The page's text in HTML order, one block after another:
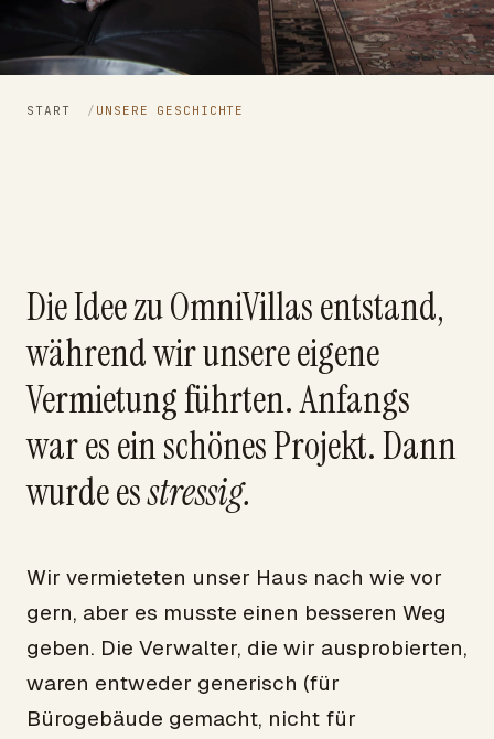
START / UNSERE GESCHICHTE
Die Idee zu OmniVillas entstand,
während wir unsere eigene
Vermietung führten. Anfangs
war es ein schönes Projekt. Dann
wurde esstressig.
Wir vermieteten unser Haus nach wie vor
gern, aber es musste einen besseren Weg
geben. Die Verwalter, die wir ausprobierten,
waren entweder generisch (für
Bürogebäude gemacht, nicht für